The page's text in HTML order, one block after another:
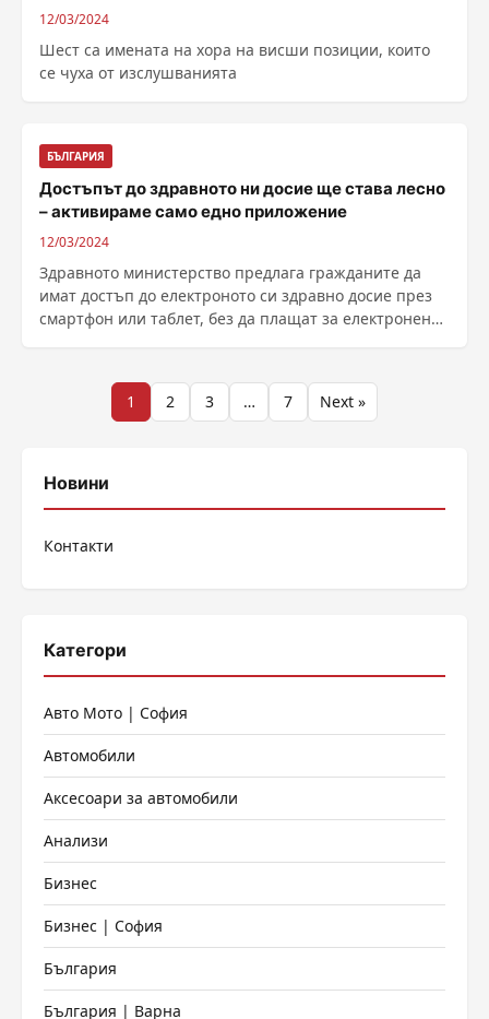
12/03/2024
Шест са имената на хора на висши позиции, които
се чуха от изслушванията
БЪЛГАРИЯ
Достъпът до здравното ни досие ще става лесно
– активираме само едно приложение
12/03/2024
Здравното министерство предлага гражданите да
имат достъп до електроното си здравно досие през
смартфон или таблет, без да плащат за електронен
Разделяне
публикациите
1 2 3 … 7 Next »
Новини
Контакти
Категори
Авто Мото | София
Автомобили
Аксесоари за автомобили
Анализи
Бизнес
Бизнес | София
България
България | Варна